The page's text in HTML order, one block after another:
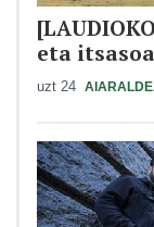
eta
uzt 24